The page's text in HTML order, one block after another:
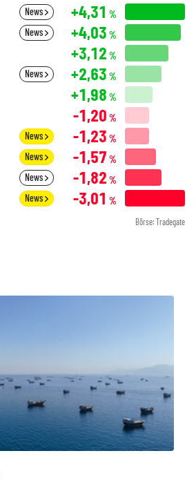
News +4,31 %
News +4,03 %
+3,12 %
News +2,63 %
+1,98 %
-1,20 %
News -1,23 %
News -1,57 %
News -1,82 %
News -3,01 %
Börse: Tradegate